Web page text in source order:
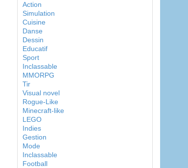
Action
Simulation
Cuisine
Danse
Dessin
Educatif
Sport
Inclassable
MMORPG
Tir
Visual novel
Rogue-Like
Minecraft-like
LEGO
Indies
Gestion
Mode
Inclassable
Football